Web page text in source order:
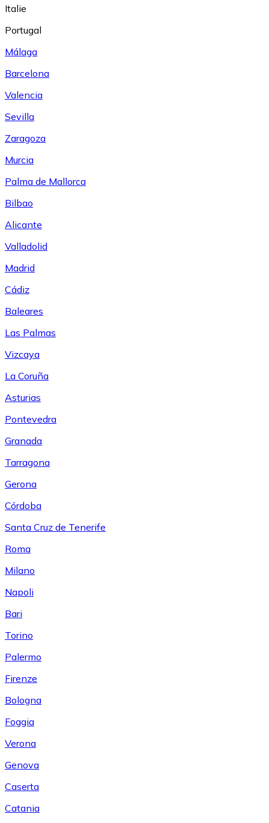
Italie
Portugal
Málaga
Barcelona
Valencia
Sevilla
Zaragoza
Murcia
Palma de Mallorca
Bilbao
Alicante
Valladolid
Madrid
Cádiz
Baleares
Las Palmas
Vizcaya
La Coruña
Asturias
Pontevedra
Granada
Tarragona
Gerona
Córdoba
Santa Cruz de Tenerife
Roma
Milano
Napoli
Bari
Torino
Palermo
Firenze
Bologna
Foggia
Verona
Genova
Caserta
Catania